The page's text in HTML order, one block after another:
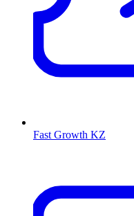
Fast Growth KZ